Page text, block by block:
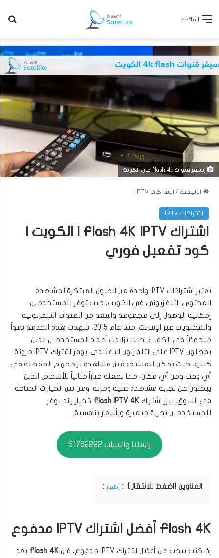
القائمة
رسيفر قنوات flash 4k في الكويت
الرئيسية / اشتراكات IPTV
اشتراكات IPTV
اشتراك Flash 4K IPTV | الكويت |
كود تفعيل فوري
تعتبر اشتراكات IPTV واحدة من الحلول المبتكرة لمشاهدة
المحتوى التلفزيوني في الكويت، حيث توفر للمستخدمين
إمكانية الوصول إلى مجموعة واسعة من القنوات التلفزيونية
والمحتويات عبر الإنترنت. منذ عام 2015، شهدت هذه الخدمة نمواً
ملحوظاً في الكويت، حيث تزايدت أعداد المستخدمين الذين
يفضلون IPTV على التلفزيون التقليدي. يوفر اشتراك IPTV مرونة
كبيرة، حيث يمكن للمستخدمين مشاهدة برامجهم المفضلة في
أي وقت ومن أي مكان، مما يجعله خياراً مثالياً للأشخاص الذين
يبحثون عن تجربة مشاهدة غنية ومرنة. ومن بين الخيارات المتاحة
في السوق، يبرز اشتراك Flash IPTV 4K كخيار رائد يوفر
للمستخدمين تجربة متميزة وبأسعار تنافسية.
راسلنا واتساب 51762222
العناوين [اضغط للانتقال] إظهار
Flash 4K أفضل اشتراك IPTV مدفوع
إذا كنت تبحث عن أفضل اشتراك IPTV مدفوع، فإن Flash 4K يعد